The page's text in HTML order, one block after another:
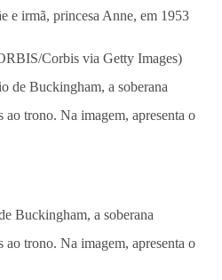
e irmã, princesa Anne, em 1953
Corbis via Getty Images)
Buckingham, a soberana
ao trono. Na imagem, apresenta o